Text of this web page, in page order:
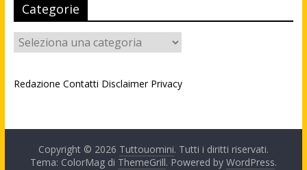
Categorie
Categorie
Redazione Contatti Disclaimer Privacy
Copyright © 2026 Tuttouomini. Tutti i diritti riservati.
Tema: ColorMag di ThemeGrill. Powered by WordPress.